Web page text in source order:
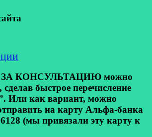
ЗА КОНСУЛЬТАЦИЮ можно
быстрое перечисление
как вариант, можно
на карту Альфа-банка
(мы привязали эту карту к